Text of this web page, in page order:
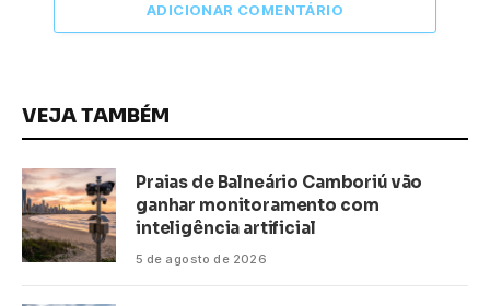
ADICIONAR COMENTÁRIO
VEJA TAMBÉM
Praias de Balneário Camboriú vão
ganhar monitoramento com
inteligência artificial
5 de agosto de 2026